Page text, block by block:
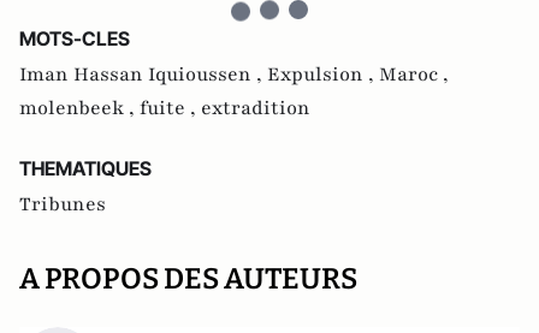
MOTS-CLES
Iman Hassan Iquioussen , Expulsion , Maroc ,
molenbeek , fuite , extradition
THEMATIQUES
Tribunes
A PROPOS DES AUTEURS